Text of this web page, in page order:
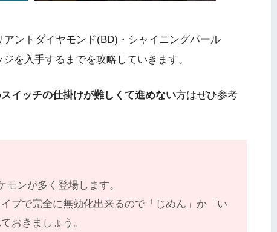
ントダイヤモンド(BD)・シャイニングパール
を入手するまでを攻略していきます。
スイッチの仕掛けが難しくて進めない方はぜひ参考
ンが多く登場します。
プで完全に無効化出来るので「じめん」か「い
おきましょう。